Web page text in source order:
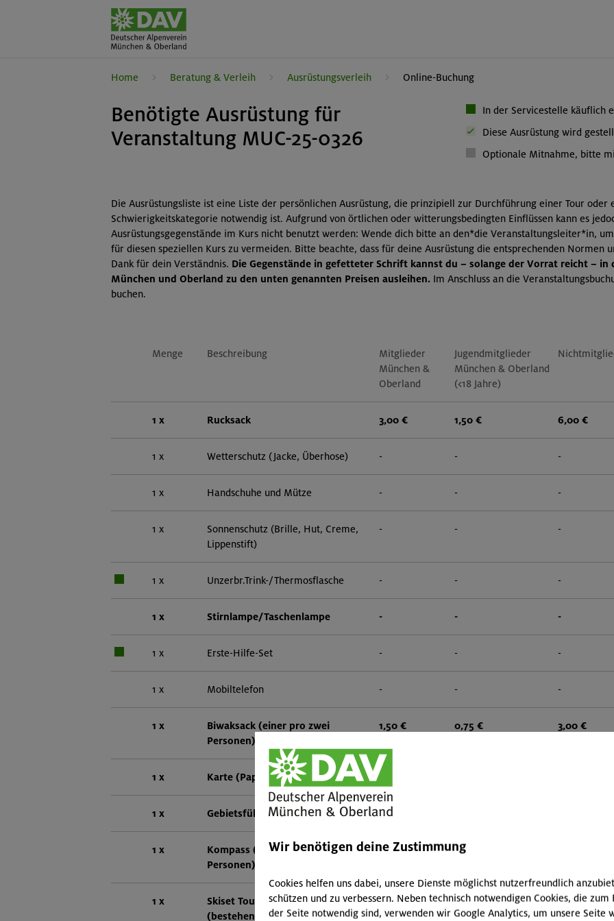
Home Beratung & Verleih Ausrüstungsverleih Online-Buchung
Benötigte Ausrüstung für
Veranstaltung MUC-25-0326
In der Servicestelle käuflich
Diese Ausrüstung wird
Optionale Mitnahme, bitte
Die Ausrüstungsliste ist eine Liste der persönlichen Ausrüstung, die prinzipiell zur Durchführung einer Tour oder
Schwierigkeitskategorie notwendig ist. Aufgrund von örtlichen oder witterungsbedingten Einflüssen kann es
Ausrüstungsgegenstände im Kurs nicht benutzt werden: Wende dich bitte an den*die Veranstaltungsleiter*in,
für diesen speziellen Kurs zu vermeiden. Bitte beachte, dass für deine Ausrüstung die entsprechenden Normen
Dank für dein Verständnis. Die Gegenstände in gefetteter Schrift kannst du – solange der Vorrat reicht – in
München und Oberland zu den unten genannten Preisen ausleihen. Im Anschluss an die
buchen.
Menge Beschreibung
Mitglieder
München &
Oberland
Jugendmitglieder
München & Oberland
(<18 Jahre)
1 x Rucksack 3,00 € 1,50 € 6,00 €
1 x Wetterschutz (Jacke, Überhose) - - -
1 x Handschuhe und Mütze - - -
1 x
Sonnenschutz (Brille, Hut, Creme,
Lippenstift)
- - -
1 x Unzerbr.Trink-/Thermosflasche - - -
1 x Stirnlampe/Taschenlampe - - -
1 x Erste-Hilfe-Set - - -
1 x Mobiltelefon - - -
1 x
Biwaksack (einer pro zwei
Personen)
1,50 € 0,75 € 3,00 €
1 x Karte (Papier oder digital) -
1 x Gebietsführer -
1 x
Kompass (einer pro zwei
Personen)
1,50 € 0,75 €
1 x
Skiset Tourenski
(bestehend aus:
22,00 € 15,00 € 30,00 €
Wir benötigen deine Zustimmung
Cookies helfen uns dabei, unsere Dienste möglichst nutzerfreundlich
schützen und zu verbessern. Neben technisch notwendigen Cookies, die zum
der Seite notwendig sind, verwenden wir Google Analytics, um unsere Seite